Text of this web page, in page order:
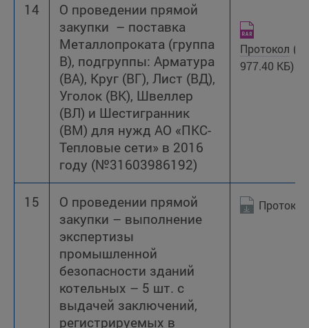
14
О проведении прямой
закупки – поставка
Металлопроката (группа
В), подгруппы: Арматура
(ВА), Круг (ВГ), Лист (ВД),
Уголок (ВК), Швеллер
(ВЛ) и Шестигранник
(ВМ) для нужд АО «ПКС-
Тепловые сети» в 2016
году (№31603986192)
Протокол
977.40 КБ)
15
О проведении прямой
закупки – выполнение
экспертизы
промышленной
безопасности зданий
котельных – 5 шт. с
выдачей заключений,
регистрируемых в
Протокол